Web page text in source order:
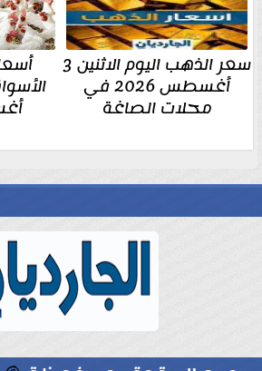
سعر الذهب اليوم الاثنين 3
أغسطس 2026 في
محلات الصاغة